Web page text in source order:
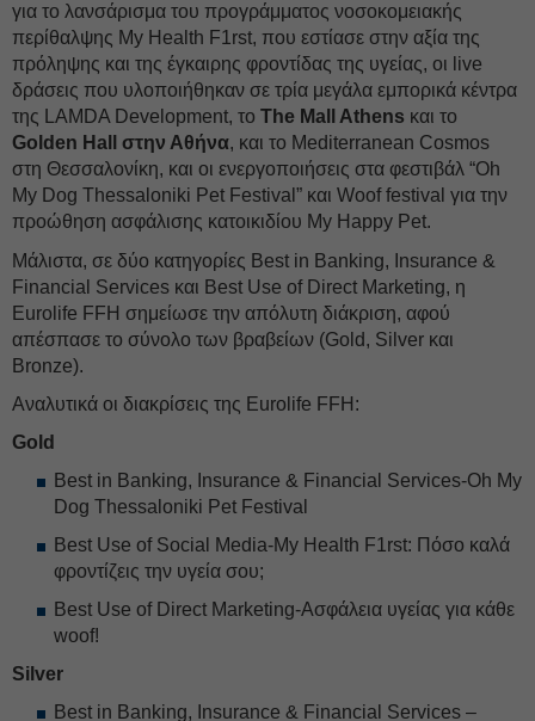
για το λανσάρισμα του προγράμματος νοσοκομειακής
περίθαλψης My Health F1rst, που εστίασε στην αξία της
πρόληψης και της έγκαιρης φροντίδας της υγείας, οι live
δράσεις που υλοποιήθηκαν σε τρία μεγάλα εμπορικά κέντρα
της LAMDA Development, το The Mall Athens και το
Golden Hall στην Αθήνα, και το Mediterranean Cosmos
στη Θεσσαλονίκη, και οι ενεργοποιήσεις στα φεστιβάλ “Oh
My Dog Thessaloniki Pet Festival” και Woof festival για την
προώθηση ασφάλισης κατοικιδίου My Happy Pet.
Μάλιστα, σε δύο κατηγορίες Best in Banking, Insurance &
Financial Services και Best Use of Direct Marketing, η
Eurolife FFH σημείωσε την απόλυτη διάκριση, αφού
απέσπασε το σύνολο των βραβείων (Gold, Silver και
Bronze).
Αναλυτικά οι διακρίσεις της Eurolife FFH:
Gold
Βest in Banking, Insurance & Financial Services-Oh My
Dog Thessaloniki Pet Festival
Best Use of Social Media-My Health F1rst: Πόσο καλά
φροντίζεις την υγεία σου;
Best Use of Direct Marketing-Ασφάλεια υγείας για κάθε
woof!
Silver
Best in Banking, Insurance & Financial Services –